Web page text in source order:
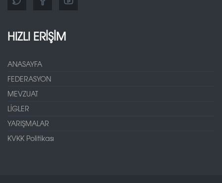
HIZLI ERİŞİM
ANASAYFA
FEDERASYON
MEVZUAT
LİGLER
YARIŞMALAR
KVKK Politikası